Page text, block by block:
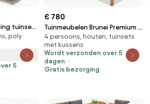
tuinset
poly
5
€ 780
Tuinmeubelen Brunei Premium 4
Garden Point acacia
4 persoons, houten, tuinsets
met kussens
Wordt verzonden over 5
dagen
Gratis bezorging